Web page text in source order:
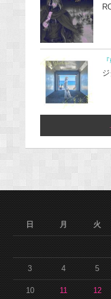
日
月 火
3 4 5
10 11 12